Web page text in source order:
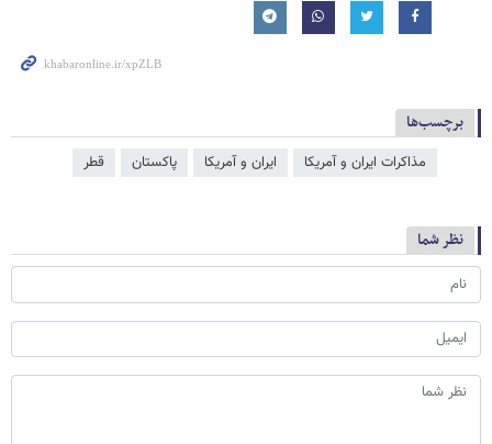
برچسب‌ها
مذاکرات ایران و آمریکا ایران و آمریکا پاکستان قطر
نظر شما